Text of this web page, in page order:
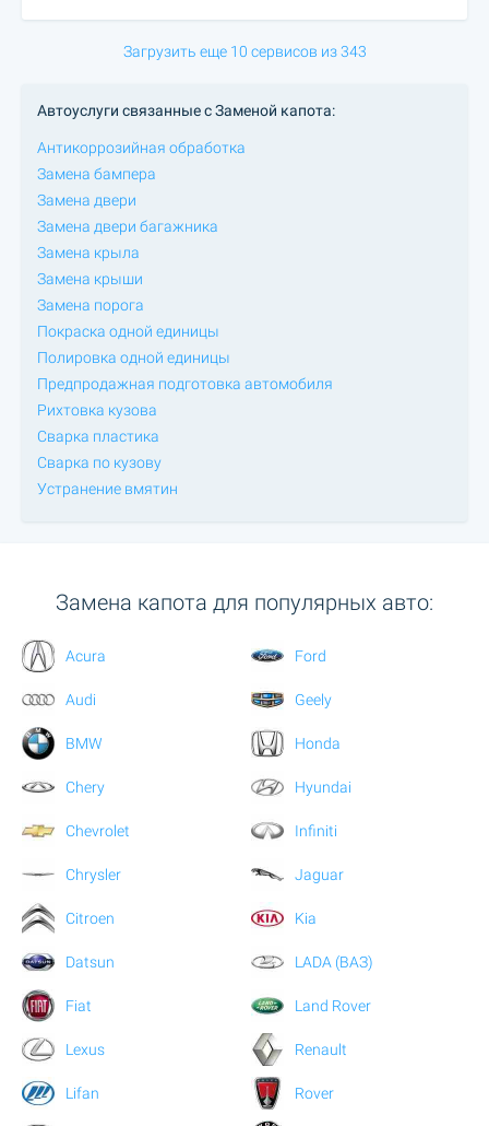
Загрузить еще 10 сервисов из 343
Автоуслуги связанные с Заменой капота:
Антикоррозийная обработка
Замена бампера
Замена двери
Замена двери багажника
Замена крыла
Замена крыши
Замена порога
Покраска одной единицы
Полировка одной единицы
Предпродажная подготовка автомобиля
Рихтовка кузова
Сварка пластика
Сварка по кузову
Устранение вмятин
Замена капота для популярных авто:
Acura
Audi
BMW
Chery
Chevrolet
Chrysler
Citroen
Datsun
Fiat
Ford
Geely
Honda
Hyundai
Infiniti
Jaguar
Kia
LADA (ВАЗ)
Land Rover
Lexus
Lifan
Renault
Rover